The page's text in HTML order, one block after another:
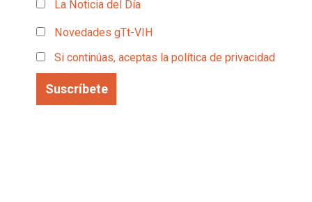
La Noticia del Día
Novedades gTt-VIH
Si continúas, aceptas la política de privacidad